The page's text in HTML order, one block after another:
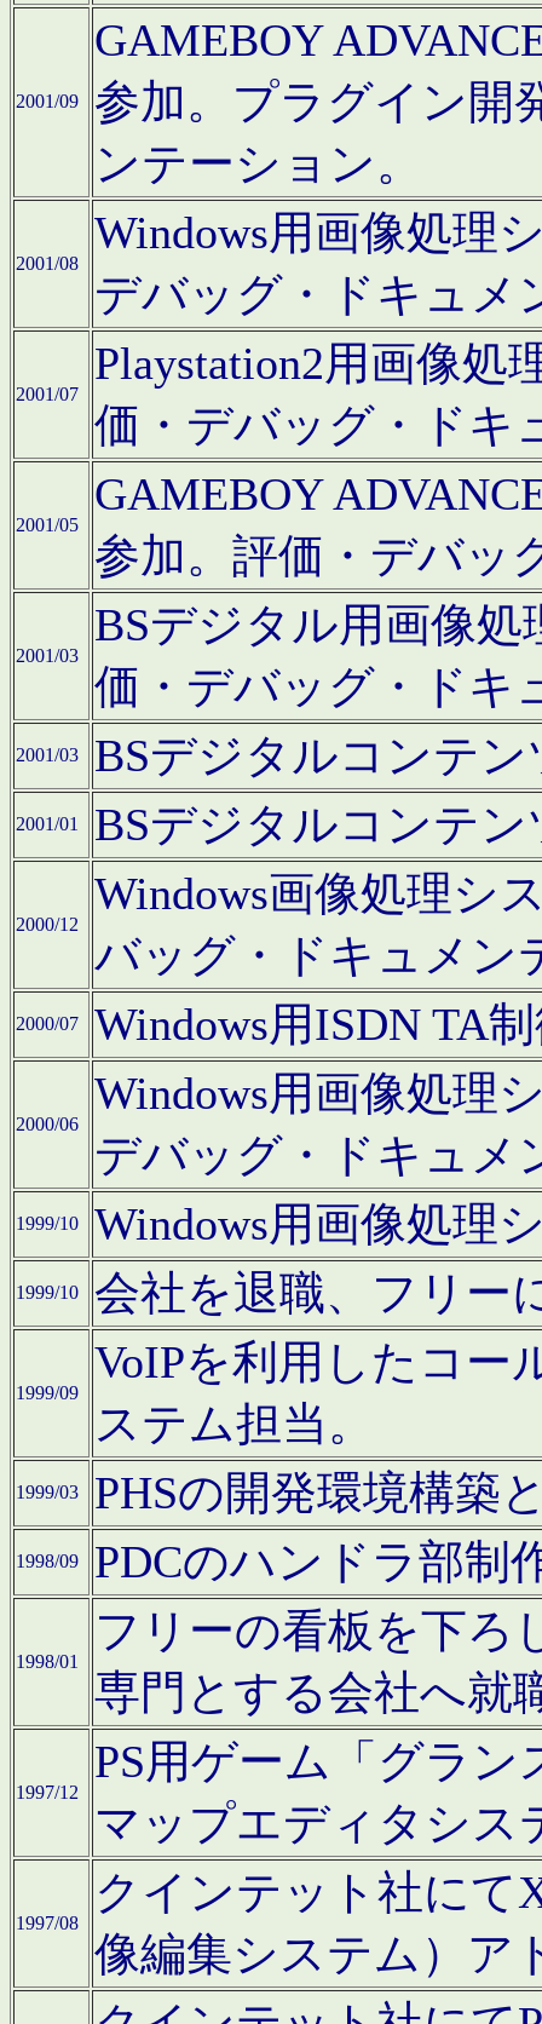
2001/09
GAMEBOY
参加。プラグイン開
ンテーション。
2001/08
Windows用画像処理
デバッグ・ドキュメ
2001/07
Playstation2用画像
価・デバッグ・ドキ
2001/05
GAMEBOY
参加。評価・デバッ
2001/03
BSデジタル用画像
価・デバッグ・ドキ
2001/03 BSデジタルコンテ
2001/01 BSデジタルコンテ
2000/12
Windows画像処理シ
バッグ・ドキュメン
2000/07 Windows用ISDN TA
2000/06
Windows用画像処理
デバッグ・ドキュメ
1999/10 Windows用画像処理
1999/10 会社を退職、フリー
1999/09
VoIPを利用したコー
ステム担当。
1999/03 PHSの開発環境構築
1998/09 PDCのハンドラ部制
1998/01
フリーの看板を下ろ
専門とする会社へ就
1997/12
PS用ゲーム「グラン
マップエディタシス
1997/08
クインテット社にて
像編集システム）ア